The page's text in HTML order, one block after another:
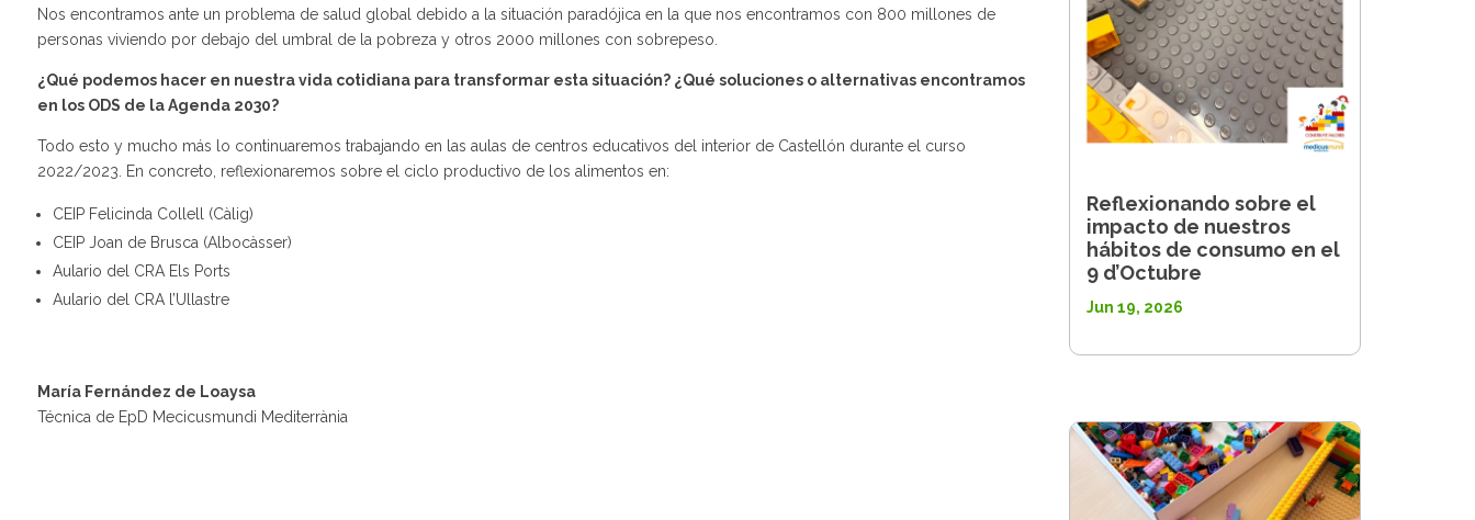
Nos encontramos ante un problema de salud global debido a la situación paradójica en la que nos encontramos con 800 millones de
personas viviendo por debajo del umbral de la pobreza y otros 2000 millones con sobrepeso.
¿Qué podemos hacer en nuestra vida cotidiana para transformar esta situación? ¿Qué soluciones o alternativas encontramos
en los ODS de la Agenda 2030?
Todo esto y mucho más lo continuaremos trabajando en las aulas de centros educativos del interior de Castellón durante el curso
2022/2023. En concreto, reflexionaremos sobre el ciclo productivo de los alimentos en:
CEIP Felicinda Collell (Càlig)
CEIP Joan de Brusca (Albocàsser)
Aulario del CRA Els Ports
Aulario del CRA l’Ullastre
María Fernández de Loaysa
Técnica de EpD Mecicusmundi Mediterrània
Reflexionando sobre el
impacto de nuestros
hábitos de consumo en el
9 d’Octubre
Jun 19, 2026